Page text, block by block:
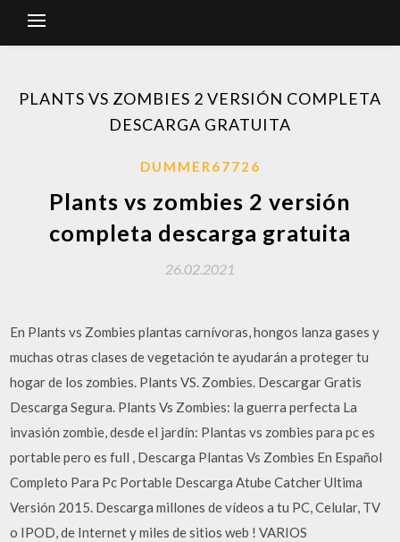
PLANTS VS ZOMBIES 2 VERSIÓN COMPLETA
DESCARGA GRATUITA
DUMMER67726
Plants vs zombies 2 versión
completa descarga gratuita
26.02.2021
En Plants vs Zombies plantas carnívoras, hongos lanza gases y
muchas otras clases de vegetación te ayudarán a proteger tu
hogar de los zombies. Plants VS. Zombies. Descargar Gratis
Descarga Segura. Plants Vs Zombies: la guerra perfecta La
invasión zombie, desde el jardín: Plantas vs zombies para pc es
portable pero es full , Descarga Plantas Vs Zombies En Español
Completo Para Pc Portable Descarga Atube Catcher Ultima
Versión 2015. Descarga millones de vídeos a tu PC, Celular, TV
o IPOD, de Internet y miles de sitios web ! VARIOS